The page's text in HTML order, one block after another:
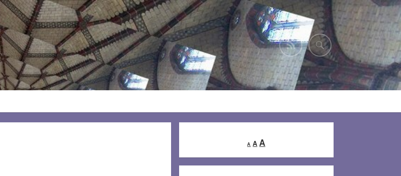
A
Decrease
font
A Reset
AIncrease
font